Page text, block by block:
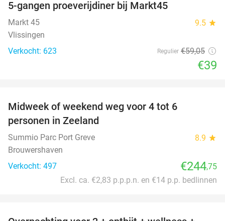
5-gangen proeverijdiner bij Markt45
Markt 45 9.5 star
Vlissingen
Verkocht: 623
Regulier €59,05
€39
Midweek of weekend weg voor 4 tot 6
personen in Zeeland
Summio Parc Port Greve 8.9 star
Brouwershaven
Verkocht: 497
€244,75
Excl. ca. €2,83 p.p.p.n. en €14 p.p. bedlinnen